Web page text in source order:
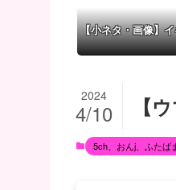
【小ネタ・画像】
【
2024
4/10
5ch、おんj、ふたば